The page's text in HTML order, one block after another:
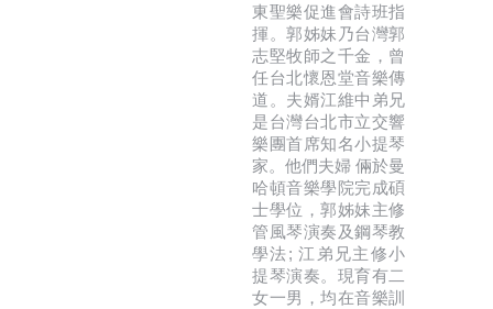
東聖樂促進會詩班指
揮。郭姊妹乃台灣郭
志堅牧師之千金，曾
任台北懷恩堂音樂傳
道。夫婿江維中弟兄
是台灣台北市立交響
樂團首席知名小提琴
家。他們夫婦 倆於曼
哈頓音樂學院完成碩
士學位，郭姊妹主修
管風琴演奏及鋼琴教
學法; 江弟兄主修小
提琴演奏。現育有二
女一男，均在音樂訓